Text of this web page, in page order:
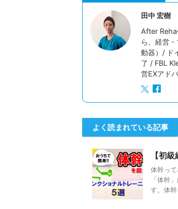
田中 宏樹
After Reha
ら、経営
動器）/ ド
了 / FBL
営EXアド
よく読まれている記事
【初
体幹っ
「体幹
す。体